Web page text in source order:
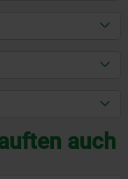
auch